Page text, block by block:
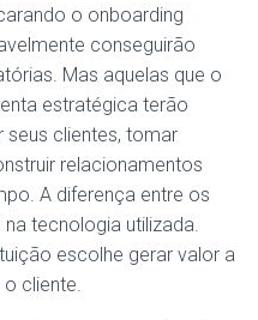
o onboarding
conseguirão
Mas aquelas que o
estratégica terão
clientes, tomar
relacionamentos
A diferença entre os
tecnologia utilizada.
escolhe gerar valor a
cliente.